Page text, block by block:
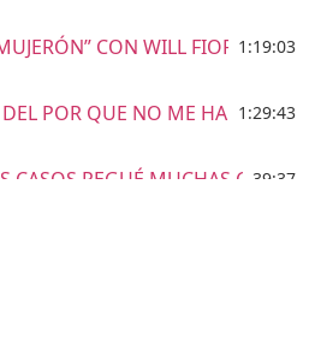
CON WILL FIORILLO,
1:19:03
POR QUE NO ME HABLO1:29:43
CASOS PEGUÉ MUCHAS 39:37